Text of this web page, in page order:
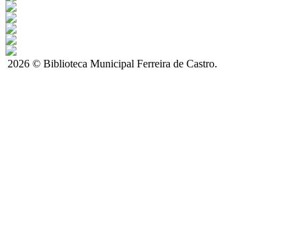
2026 © Biblioteca Municipal Ferreira de Castro.